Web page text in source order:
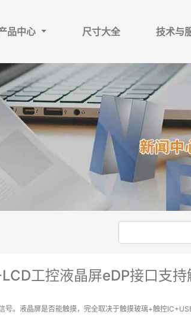
品中心 尺寸大全 技术与
工控液晶屏eDP接口支持
号。液晶屏是否能触摸，完全取决于触摸玻璃+触控